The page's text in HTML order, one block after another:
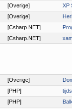
[Overige]
XP
[Overige]
[Csharp.NET]
[Csharp.NET]
[Overige]
[PHP]
[PHP]